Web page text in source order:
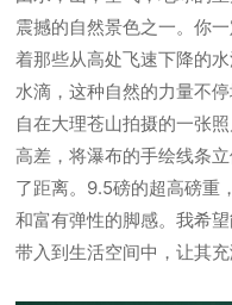
震撼的自然景色之一。你
着那些从高处飞速下降的
水滴，这种自然的力量不
自在大理苍山拍摄的一张
高差，将瀑布的手绘线条
了距离。9.5磅的超高磅重
和富有弹性的脚感。我希
带入到生活空间中，让其充